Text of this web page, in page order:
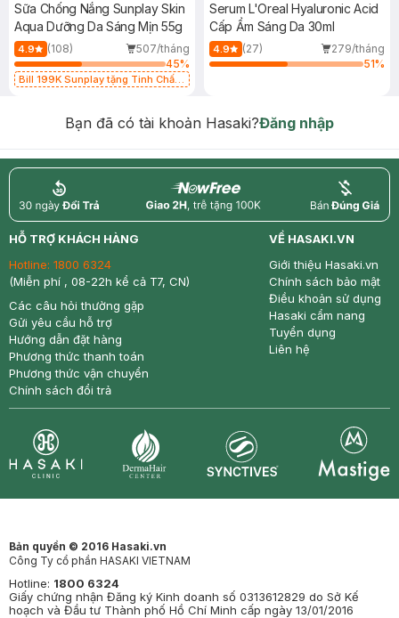
Sữa Chống Nắng Sunplay Skin
Aqua Dưỡng Da Sáng Mịn 55g
4.9 (108)
507/tháng
45%
Bill 199K Sunplay tặng Tinh Chất
Serum L'Oreal Hyaluronic Acid
Cấp Ẩm Sáng Da 30ml
4.9 (27)
279/tháng
51%
Bạn đã có tài khoản Hasaki?Đăng nhập
return nowfree price
HỖ TRỢ KHÁCH HÀNG
Hotline: 1800 6324
(Miễn phí , 08-22h kể cả T7, CN)
Các câu hỏi thường gặp
Gửi yêu cầu hỗ trợ
Hướng dẫn đặt hàng
Phương thức thanh toán
Phương thức vận chuyển
Chính sách đổi trả
VỀ HASAKI.VN
Giới thiệu Hasaki.vn
Chính sách bảo mật
Điều khoản sử dụng
Hasaki cẩm nang
Tuyển dụng
Liên hệ
Bản quyền © 2016 Hasaki.vn
Công Ty cổ phần HASAKI VIETNAM
Hotline: 1800 6324
Giấy chứng nhận Đăng ký Kinh doanh số 0313612829 do Sở Kế
hoạch và Đầu tư Thành phố Hồ Chí Minh cấp ngày 13/01/2016